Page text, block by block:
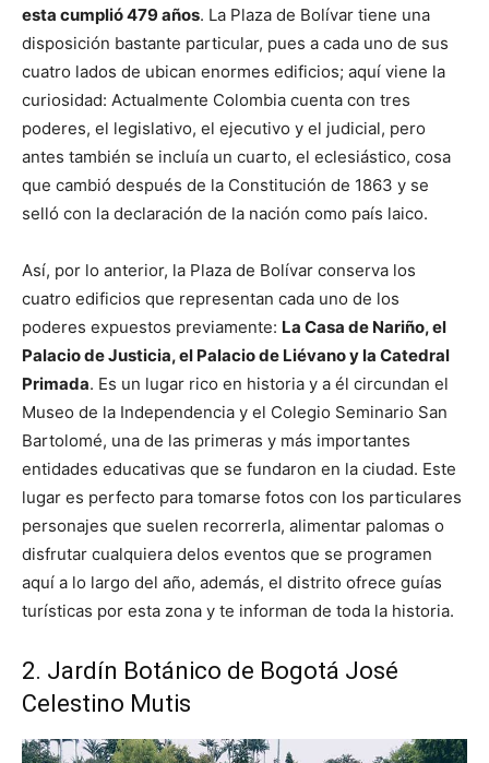
esta cumplió 479 años. La Plaza de Bolívar tiene una
disposición bastante particular, pues a cada uno de sus
cuatro lados de ubican enormes edificios; aquí viene la
curiosidad: Actualmente Colombia cuenta con tres
poderes, el legislativo, el ejecutivo y el judicial, pero
antes también se incluía un cuarto, el eclesiástico, cosa
que cambió después de la Constitución de 1863 y se
selló con la declaración de la nación como país laico.
Así, por lo anterior, la Plaza de Bolívar conserva los
cuatro edificios que representan cada uno de los
poderes expuestos previamente: La Casa de Nariño, el
Palacio de Justicia, el Palacio de Liévano y la Catedral
Primada. Es un lugar rico en historia y a él circundan el
Museo de la Independencia y el Colegio Seminario San
Bartolomé, una de las primeras y más importantes
entidades educativas que se fundaron en la ciudad. Este
lugar es perfecto para tomarse fotos con los particulares
personajes que suelen recorrerla, alimentar palomas o
disfrutar cualquiera delos eventos que se programen
aquí a lo largo del año, además, el distrito ofrece guías
turísticas por esta zona y te informan de toda la historia.
2. Jardín Botánico de Bogotá José
Celestino Mutis